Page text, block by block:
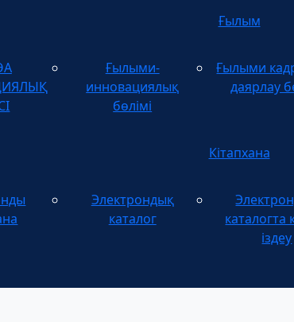
Ғылым
Ғылыми-
инновациялық
бөлімі
Ғылыми
даярлау
Кітапхана
Электрондық
каталог
каталогта
іздеу